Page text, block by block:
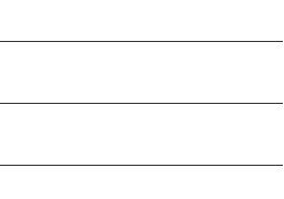
鳥取県立県民文化会館）内
8700 FAX 0857-21-8705